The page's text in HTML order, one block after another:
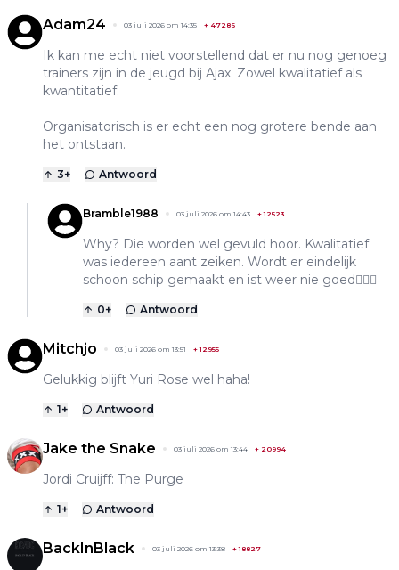
Adam24 03 juli 2026 om 14:35 + 47286
Ik kan me echt niet voorstellend dat er nu nog genoeg
trainers zijn in de jeugd bij Ajax. Zowel kwalitatief als
kwantitatief.
Organisatorisch is er echt een nog grotere bende aan
het ontstaan.
3+ Antwoord
Bramble1988 03 juli 2026 om 14:43 +12523
Why? Die worden wel gevuld hoor. Kwalitatief
was iedereen aant zeiken. Wordt er eindelijk
schoon schip gemaakt en ist weer nie goed🤷🏻‍♂️
0+ Antwoord
Mitchjo 03 juli 2026 om 13:51 +12955
Gelukkig blijft Yuri Rose wel haha!
1+ Antwoord
Jake the Snake 03 juli 2026 om 13:44 + 20994
Jordi Cruijff: The Purge
1+ Antwoord
BackInBlack 03 juli 2026 om 13:38 +18827